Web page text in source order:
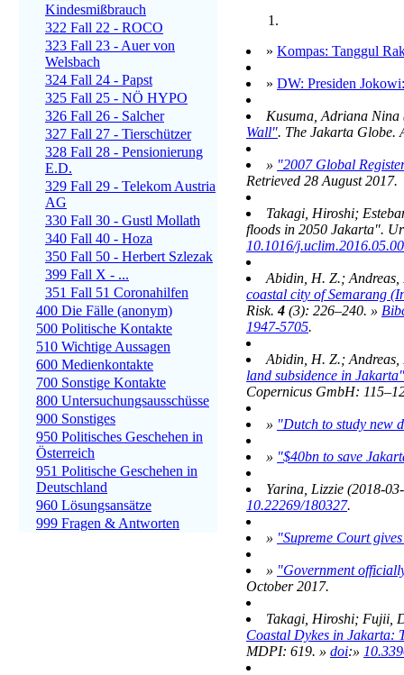
Kindesmißbrauch
322 Fall 22 - ROCO
323 Fall 23 - Auer von
Welsbach
324 Fall 24 - Papst
325 Fall 25 - NÖ HYPO
326 Fall 26 - Salcher
327 Fall 27 - Tierschützer
328 Fall 28 - Pensionierung
E.D.
329 Fall 29 - Telekom Austria
AG
330 Fall 30 - Gustl Mollath
340 Fall 40 - Hoza
350 Fall 50 - Herbert Szlezak
399 Fall X - ...
351 Fall 51 Coronahilfen
400 Die Fälle (anonym)
500 Politische Kontakte
510 Wichtige Aussagen
600 Medienkontakte
700 Sonstige Kontakte
800 Untersuchungsausschüsse
900 Sonstiges
950 Politisches Geschehen in
Österreich
951 Politische Geschehen in
Deutschland
960 Lösungsansätze
999 Fragen & Antworten
» Kompas: Tanggul
» DW: Presiden
Kusuma, Adriana
Wall". The Jakarta Globe.
» "2007 Global
Retrieved 28 August2017.
Takagi, Hiroshi;
floods in 2050 Jakarta".
10.1016/
Abidin, H. Z.;
coastal city of Semarang
Risk.4 (3): 226–240. »
1947-5705.
Abidin, H. Z.;
land subsidence in Jakarta"
Copernicus GmbH:
» "Dutch to study new
» "$40bn to save
Yarina, Lizzie (2018-
10.22269/180327.
» "Supreme Court
» "Government
October2017.
Takagi, Hiroshi; Fujii,
Coastal Dykes in Jakarta:
MDPI: 619. » doi:»